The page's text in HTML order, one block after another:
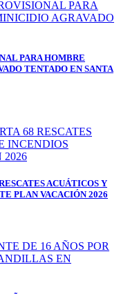
PARA HOMBRE
TENTADO EN SANTA
ACUÁTICOS Y
PLAN VACACIÓN 2026